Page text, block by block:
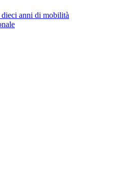
dieci anni di mobilità